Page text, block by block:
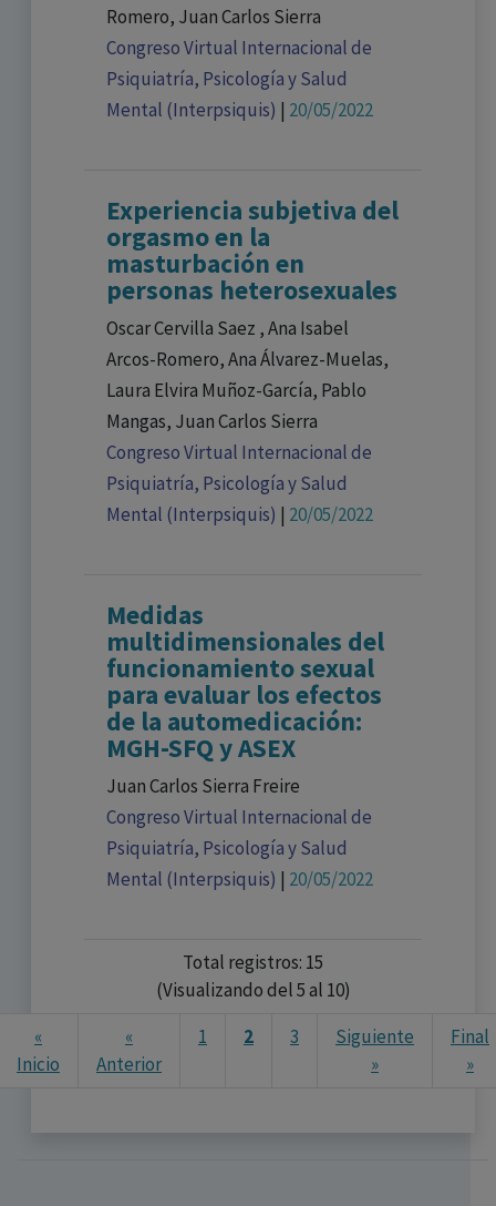
Romero, Juan Carlos Sierra
Congreso Virtual Internacional de
Psiquiatría, Psicología y Salud
Mental (Interpsiquis) | 20/05/2022
Experiencia subjetiva del
orgasmo en la
masturbación en
personas heterosexuales
Oscar Cervilla Saez , Ana Isabel
Arcos-Romero, Ana Álvarez-Muelas,
Laura Elvira Muñoz-García, Pablo
Mangas, Juan Carlos Sierra
Congreso Virtual Internacional de
Psiquiatría, Psicología y Salud
Mental (Interpsiquis) | 20/05/2022
Medidas
multidimensionales del
funcionamiento sexual
para evaluar los efectos
de la automedicación:
MGH-SFQ y ASEX
Juan Carlos Sierra Freire
Congreso Virtual Internacional de
Psiquiatría, Psicología y Salud
Mental (Interpsiquis) | 20/05/2022
Total registros: 15
(Visualizando del 5 al 10)
«
Inicio
«
Anterior
1 2 3
Siguiente
»
Final
»